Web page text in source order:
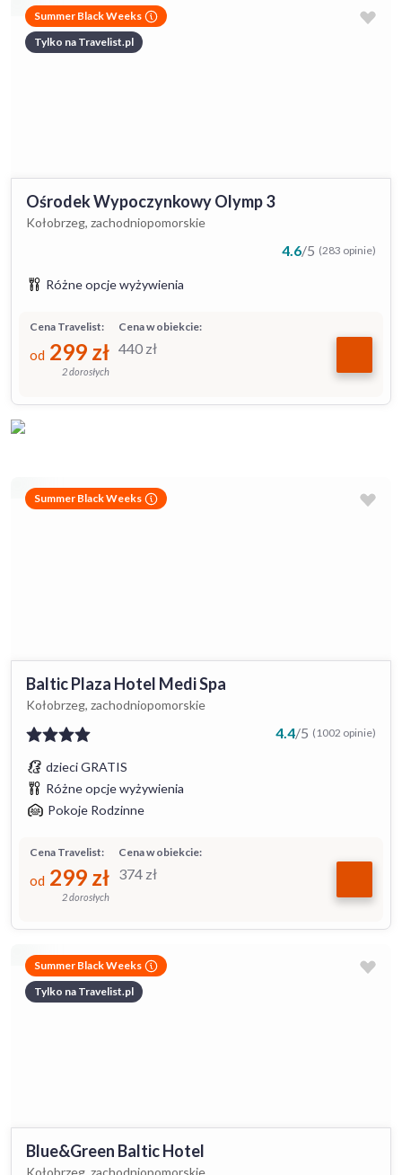
Summer Black Weeks
Tylko na Travelist.pl
Ośrodek Wypoczynkowy Olymp 3
Kołobrzeg, zachodniopomorskie
4.6/5 (283 opinie)
Różne opcje wyżywienia
Cena w obiekcie:
440 zł
Cena Travelist:
od 299 zł
2 dorosłych
Summer Black Weeks
Baltic Plaza Hotel Medi Spa
Kołobrzeg, zachodniopomorskie
4.4/5 (1002 opinie)
dzieci GRATIS
Różne opcje wyżywienia
Pokoje Rodzinne
Cena w obiekcie:
374 zł
Cena Travelist:
od 299 zł
2 dorosłych
Summer Black Weeks
Tylko na Travelist.pl
Blue&Green Baltic Hotel
Kołobrzeg, zachodniopomorskie